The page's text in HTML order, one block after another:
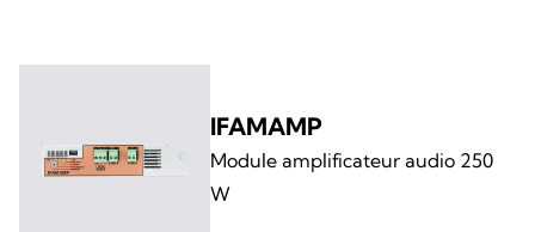
IFAMAMP
Module amplificateur audio 250
W